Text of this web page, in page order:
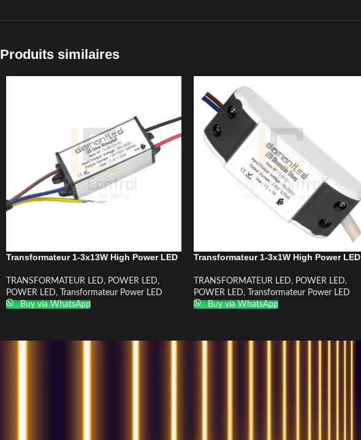
Produits similaires
Transformateur 1-3x13W High Power LED
TRANSFORMATEUR LED, POWER LED,
POWER LED,
Transformateur Power LED
Buy via WhatsApp
Transformateur 1-3x1W High Power LED
TRANSFORMATEUR LED, POWER LED,
POWER LED,
Transformateur Power LED
Buy via WhatsApp